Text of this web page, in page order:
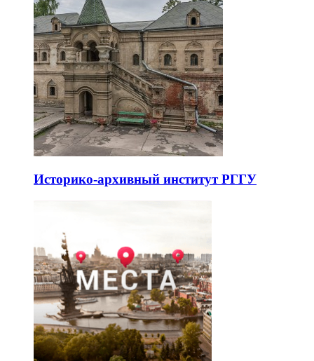
Историко-архивный институт РГГУ